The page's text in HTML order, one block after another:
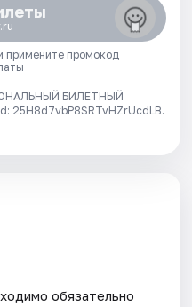
примените промокод
БИЛЕТНЫЙ
25H8d7vbP8SRTvHZrUcdLB.
обязательно